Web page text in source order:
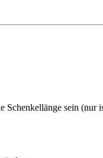
sein (nur